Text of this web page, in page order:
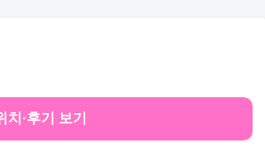
치·후기 보기